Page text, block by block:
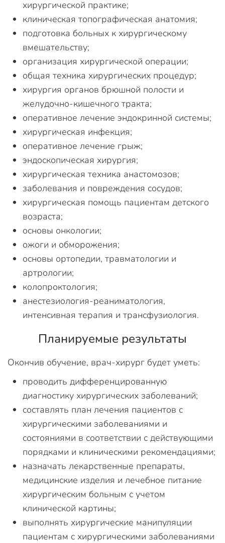
хирургической практике;
клиническая топографическая анатомия;
подготовка больных к хирургическому
вмешательству;
организация хирургической операции;
общая техника хирургических процедур;
хирургия органов брюшной полости и
желудочно-кишечного тракта;
оперативное лечение эндокринной системы;
хирургическая инфекция;
оперативное лечение грыж;
эндоскопическая хирургия;
хирургическая техника анастомозов;
заболевания и повреждения сосудов;
хирургическая помощь пациентам детского
возраста;
основы онкологии;
ожоги и обморожения;
основы ортопедии, травматологии и
артрологии;
колопроктология;
анестезиология-реаниматология,
интенсивная терапия и трансфузиология.
Планируемые результаты
Окончив обучение, врач-хирург будет уметь:
проводить дифференцированную
диагностику хирургических заболеваний;
составлять план лечения пациентов с
хирургическими заболеваниями и
состояниями в соответствии с действующими
порядками и клиническими рекомендациями;
назначать лекарственные препараты,
медицинские изделия и лечебное питание
хирургическим больным с учетом
клинической картины;
выполнять хирургические манипуляции
пациентам с хирургическими заболеваниями